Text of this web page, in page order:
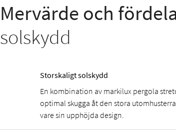
Mervärde och
solskydd
Storskaligt solskydd
En kombination av markilux pergola
optimal skugga åt den stora
vare sin upphöjda design.